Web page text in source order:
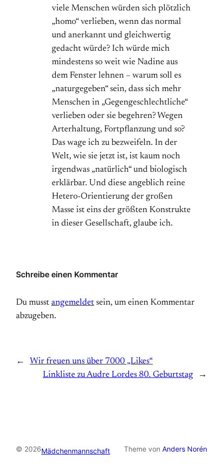
viele Menschen würden sich plötzlich
„homo“ verlieben, wenn das normal
und anerkannt und gleichwertig
gedacht würde? Ich würde mich
mindestens so weit wie Nadine aus
dem Fenster lehnen – warum soll es
„naturgegeben“ sein, dass sich mehr
Menschen in „Gegengeschlechtliche“
verlieben oder sie begehren? Wegen
Arterhaltung, Fortpflanzung und so?
Das wage ich zu bezweifeln. In der
Welt, wie sie jetzt ist, ist kaum noch
irgendwas „natürlich“ und biologisch
erklärbar. Und diese angeblich reine
Hetero-Orientierung der großen
Masse ist eins der größten Konstrukte
in dieser Gesellschaft, glaube ich.
Schreibe einen Kommentar
Du musst angemeldet sein, um einen Kommentar
abzugeben.
←
Wir freuen uns über 7000 „Likes“
Linkliste zu Audre Lordes 80. Geburtstag
→
© 2026Mädchenmannschaft Theme von Anders Norén